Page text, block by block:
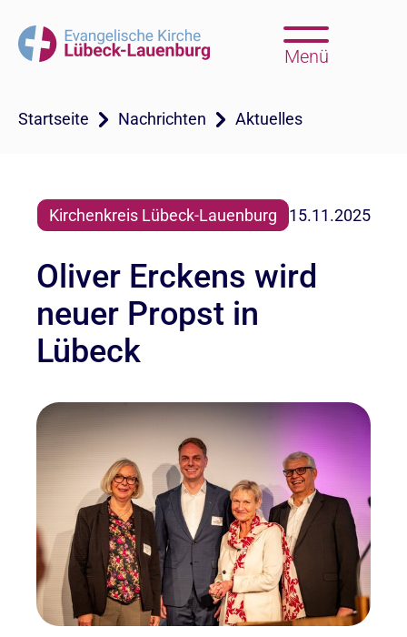
Menü
Startseite Nachrichten Aktuelles
Kirchenkreis Lübeck-Lauenburg 15.11.2025
Oliver Erckens wird
neuer Propst in
Lübeck